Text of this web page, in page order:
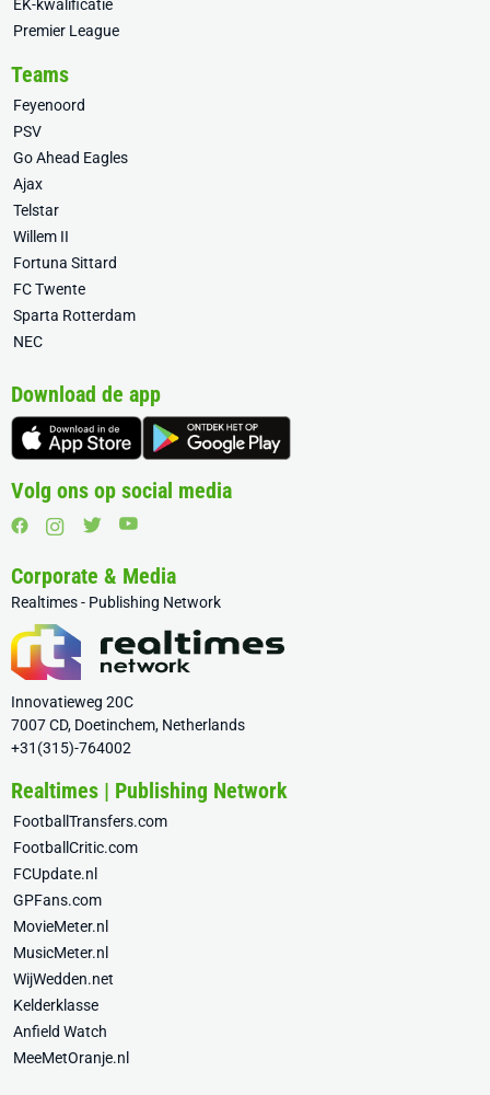
EK-kwalificatie
Premier League
Teams
Feyenoord
PSV
Go Ahead Eagles
Ajax
Telstar
Willem II
Fortuna Sittard
FC Twente
Sparta Rotterdam
NEC
Download de app
Volg ons op social media
Corporate & Media
Realtimes - Publishing Network
Innovatieweg 20C
7007 CD, Doetinchem, Netherlands
+31(315)-764002
Realtimes | Publishing Network
FootballTransfers.com
FootballCritic.com
FCUpdate.nl
GPFans.com
MovieMeter.nl
MusicMeter.nl
WijWedden.net
Kelderklasse
Anfield Watch
MeeMetOranje.nl